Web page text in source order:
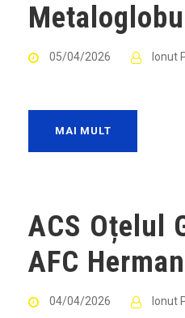
05/04/2026 Ionut
MAI MULT
ACS Oțelul
AFC
04/04/2026 Ionut